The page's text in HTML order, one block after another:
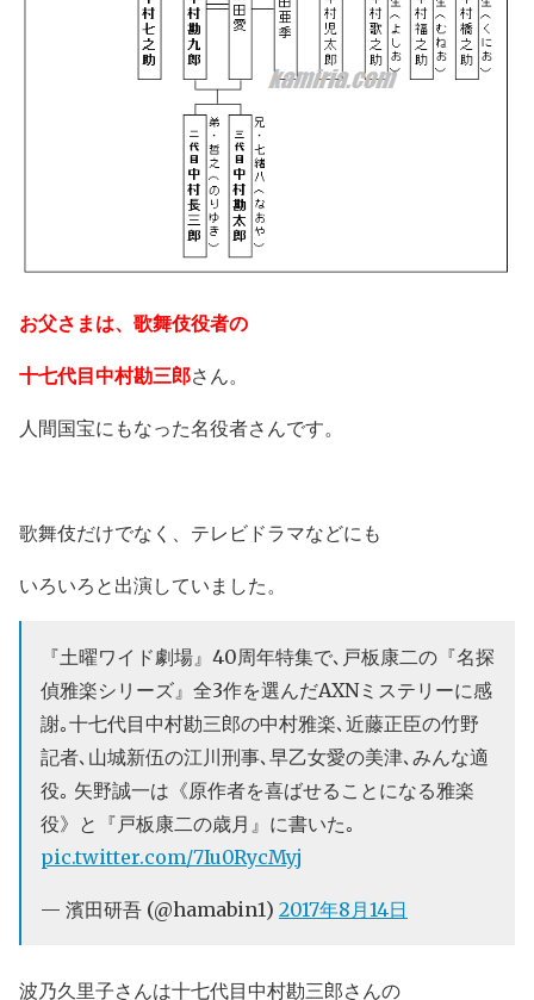
お父さまは、歌舞伎役者の
十七代目中村勘三郎さん。
人間国宝にもなった名役者さんです。
歌舞伎だけでなく、テレビドラマなどにも
いろいろと出演していました。
『土曜ワイド劇場』40周年特集で､戸板康二の『名探
偵雅楽シリーズ』全3作を選んだAXNミステリーに感
謝｡十七代目中村勘三郎の中村雅楽､近藤正臣の竹野
記者､山城新伍の江川刑事､早乙女愛の美津､みんな適
役｡ 矢野誠一は《原作者を喜ばせることになる雅楽
役》と『戸板康二の歳月』に書いた｡
pic.twitter.com/7Iu0RycMyj
— 濱田研吾 (@hamabin1) 2017年8月14日
波乃久里子さんは十七代目中村勘三郎さんの